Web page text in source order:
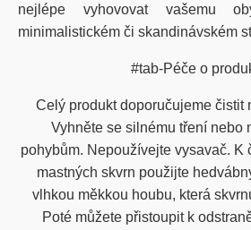
nejlépe vyhovovat vašemu
minimalistickém či skandinávském
#tab-Péče o
Celý produkt doporučujeme čistit
Vyhněte se silnému tření nebo
pohybům. Nepoužívejte vysavač. K
mastných skvrn použijte
vlhkou měkkou houbu, která
Poté můžete přistoupit k